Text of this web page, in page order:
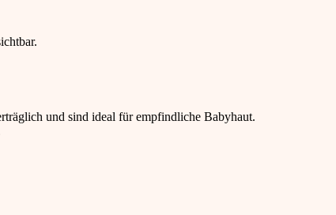
und sind ideal für empfindliche Babyhaut.